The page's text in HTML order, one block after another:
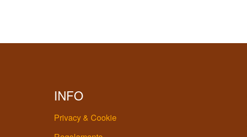
INFO
Privacy & Cookie